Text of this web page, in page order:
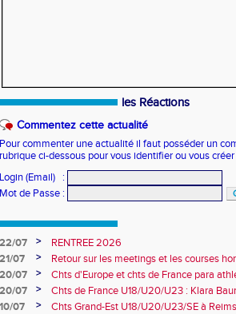
les Réactions
Commentez cette actualité
Pour commenter une actualité il faut posséder un
rubrique ci-dessous pour vous identifier ou vous
Login (Email)
:
Mot de Passe :
22/07 >
RENTREE 2026
21/07
>
Retour sur les meetings et les courses
20/07
>
Chts d'Europe et chts de France para
champion d'Europe et multiples
20/07 >
Chts de France U18/U20/U23 : Klara
10e
10/07 >
Chts Grand-Est U18/U20/U23/SE à